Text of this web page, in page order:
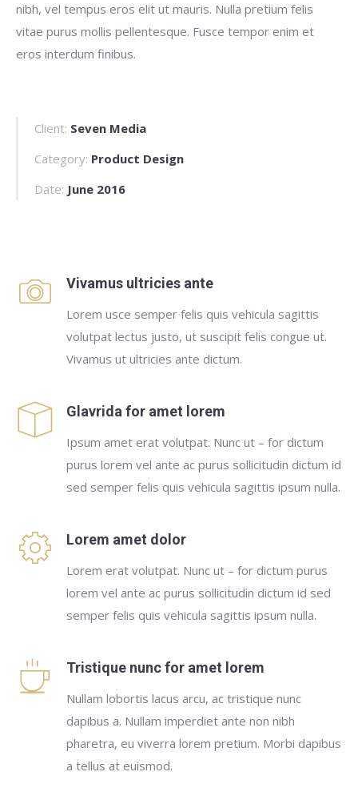
nibh, vel tempus eros elit ut mauris. Nulla pretium felis
vitae purus mollis pellentesque. Fusce tempor enim et
eros interdum finibus.
Client: Seven Media
Category: Product Design
Date: June 2016
Vivamus ultricies ante
Lorem usce semper felis quis vehicula sagittis
volutpat lectus justo, ut suscipit felis congue ut.
Vivamus ut ultricies ante dictum.
Glavrida for amet lorem
Ipsum amet erat volutpat. Nunc ut – for dictum
purus lorem vel ante ac purus sollicitudin dictum id
sed semper felis quis vehicula sagittis ipsum nulla.
Lorem amet dolor
Lorem erat volutpat. Nunc ut – for dictum purus
lorem vel ante ac purus sollicitudin dictum id sed
semper felis quis vehicula sagittis ipsum nulla.
Tristique nunc for amet lorem
Nullam lobortis lacus arcu, ac tristique nunc
dapibus a. Nullam imperdiet ante non nibh
pharetra, eu viverra lorem pretium. Morbi dapibus
a tellus at euismod.